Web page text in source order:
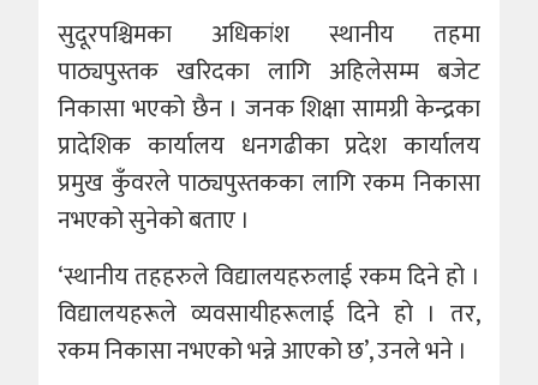
सुदूरपश्चिमका अधिकांश स्थानीय तहमा
पाठ्यपुस्तक खरिदका लागि अहिलेसम्म बजेट
निकासा भएको छैन । जनक शिक्षा सामग्री केन्द्रका
प्रादेशिक कार्यालय धनगढीका प्रदेश कार्यालय
प्रमुख कुँवरले पाठ्यपुस्तकका लागि रकम निकासा
नभएको सुनेको बताए ।
‘स्थानीय तहहरुले विद्यालयहरुलाई रकम दिने हो ।
विद्यालयहरूले व्यवसायीहरूलाई दिने हो । तर,
रकम निकासा नभएको भन्ने आएको छ’, उनले भने ।